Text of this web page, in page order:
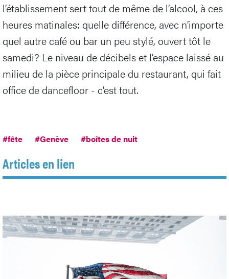
l’établissement sert tout de même de l’alcool, à ces
heures matinales: quelle différence, avec n’importe
quel autre café ou bar un peu stylé, ouvert tôt le
samedi? Le niveau de décibels et l’espace laissé au
milieu de la pièce principale du restaurant, qui fait
office de dancefloor - c’est tout.
#fête #Genève #boîtes de nuit
Articles en lien